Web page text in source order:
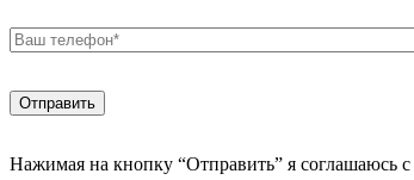
Нажимая на кнопку “Отправить” я соглашаюсь с